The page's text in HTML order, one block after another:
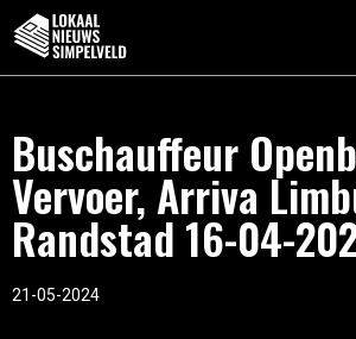
Buschauffeur
Vervoer, Arriva
Randstad 16-04-
21-05-2024